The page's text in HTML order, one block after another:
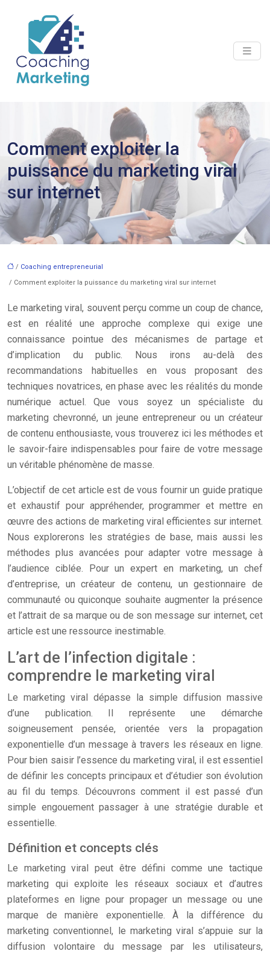
Comment exploiter la
puissance du marketing viral
sur internet
/ Coaching entrepreneurial
/ Comment exploiter la puissance du marketing viral sur internet
Le marketing viral, souvent perçu comme un coup de chance,
est en réalité une approche complexe qui exige une
connaissance pointue des mécanismes de partage et
d’implication du public. Nous irons au-delà des
recommandations habituelles en vous proposant des
techniques novatrices, en phase avec les réalités du monde
numérique actuel. Que vous soyez un spécialiste du
marketing chevronné, un jeune entrepreneur ou un créateur
de contenu enthousiaste, vous trouverez ici les méthodes et
le savoir-faire indispensables pour faire de votre message
un véritable phénomène de masse.
L’objectif de cet article est de vous fournir un guide pratique
et exhaustif pour appréhender, programmer et mettre en
œuvre des actions de marketing viral efficientes sur internet.
Nous explorerons les stratégies de base, mais aussi les
méthodes plus avancées pour adapter votre message à
l’audience ciblée. Pour un expert en marketing, un chef
d’entreprise, un créateur de contenu, un gestionnaire de
communauté ou quiconque souhaite augmenter la présence
et l’attrait de sa marque ou de son message sur internet, cet
article est une ressource inestimable.
L’art de l’infection digitale :
comprendre le marketing viral
Le marketing viral dépasse la simple diffusion massive
d’une publication. Il représente une démarche
soigneusement pensée, orientée vers la propagation
exponentielle d’un message à travers les réseaux en ligne.
Pour bien saisir l’essence du marketing viral, il est essentiel
de définir les concepts principaux et d’étudier son évolution
au fil du temps. Découvrons comment il est passé d’un
simple engouement passager à une stratégie durable et
essentielle.
Définition et concepts clés
Le marketing viral peut être défini comme une tactique
marketing qui exploite les réseaux sociaux et d’autres
plateformes en ligne pour propager un message ou une
marque de manière exponentielle. À la différence du
marketing conventionnel, le marketing viral s’appuie sur la
diffusion volontaire du message par les utilisateurs,